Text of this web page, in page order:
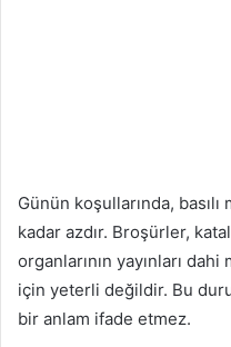
Günün koşullarında,
kadar azdır. Broşürler,
organlarının yayınları
için yeterli değildir. Bu
bir anlam ifade etmez.